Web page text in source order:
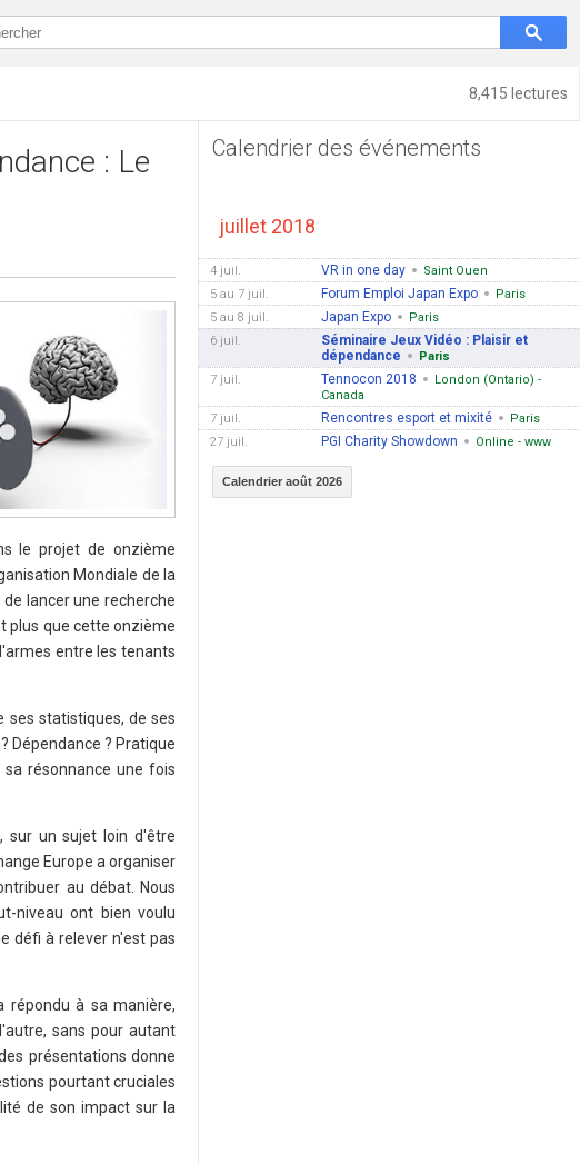
8,415 lectures
: Le
le projet de onzième
Mondiale de la
lancer une recherche
plus que cette onzième
entre les tenants
ses statistiques, de ses
Dépendance ? Pratique
résonnance une fois
sur un sujet loin d'être
Europe a organiser
au débat. Nous
niveau ont bien voulu
défi à relever n'est pas
répondu à sa manière,
sans pour autant
présentations donne
pourtant cruciales
de son impact sur la
Calendrier des événements
juillet 2018
4 juil. VR in one day
Saint Ouen
5 au 7 juil.
Forum Emploi Japan Expo
Paris
5 au 8 juil.
Japan Expo
Paris
6 juil.
Séminaire Jeux Vidéo : Plaisir et
dépendance
Paris
7 juil.
Tennocon 2018
London (Ontario) -
Canada
7 juil.
Rencontres esport et mixité
Paris
27 juil.
PGI Charity Showdown Online - www
Calendrier août 2026